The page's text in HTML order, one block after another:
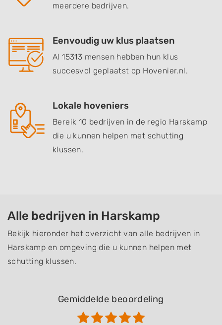
meerdere bedrijven.
Eenvoudig uw klus plaatsen
Al 15313 mensen hebben hun klus
succesvol geplaatst op Hovenier.nl.
Lokale hoveniers
Bereik 10 bedrijven in de regio Harskamp
die u kunnen helpen met schutting
klussen.
Alle bedrijven in Harskamp
Bekijk hieronder het overzicht van alle bedrijven in
Harskamp en omgeving die u kunnen helpen met
schutting klussen.
Gemiddelde beoordeling